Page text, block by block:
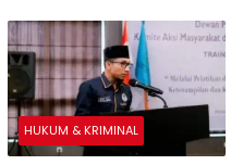
Johor
HUKUM & KRIMINAL